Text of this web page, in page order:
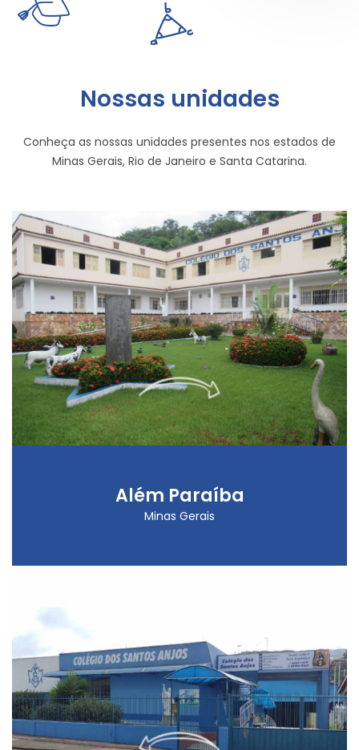
Nossas unidades
Conheça as nossas unidades presentes nos estados de
Minas Gerais, Rio de Janeiro e Santa Catarina.
Além Paraíba
Minas Gerais